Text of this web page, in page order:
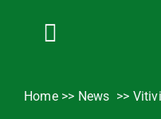
Toggle
Home>> News